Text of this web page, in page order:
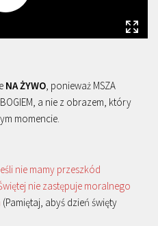
NA ŻYWO, ponieważ MSZA
a nie z obrazem, który
momencie.
nie mamy przeszkód
nie zastępuje moralnego
(Pamiętaj, abyś dzień święty